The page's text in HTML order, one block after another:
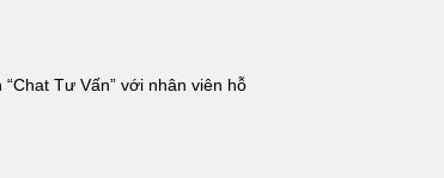
Tư Vấn” với nhân viên hỗ